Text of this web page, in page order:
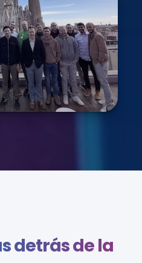
detrás de la